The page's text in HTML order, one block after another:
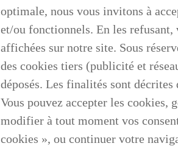
optimale, nous vous invitons à
et/ou fonctionnels. En les
affichées sur notre site. Sous
des cookies tiers (publicité et
déposés. Les finalités sont décrites
Vous pouvez accepter les cookies,
modifier à tout moment vos
cookies », ou continuer votre